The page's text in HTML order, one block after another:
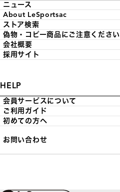
ニュース
About LeSportsac
ストア検索
偽物・コピー商品にご注意ください
会社概要
採用サイト
HELP
会員サービスについて
ご利用ガイド
初めての方へ
お問い合わせ